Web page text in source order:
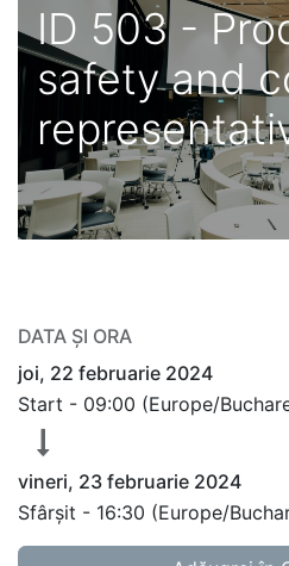
ID 503 -
safety and
DATA ȘI ORA
joi, 22 februarie 2024
Start - 09:00 (Europe/
vineri, 23 februarie 2024
Sfârșit - 16:30 (Europe/